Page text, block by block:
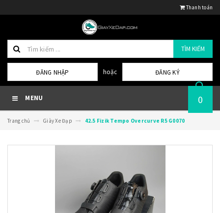
Thanh toán
TÌM KIẾM
ĐĂNG NHẬP hoặc ĐĂNG KÝ
MENU 0
Trang chủ Giày Xe Đạp 42.5 Fizik Tempo Overcurve R5 G0070